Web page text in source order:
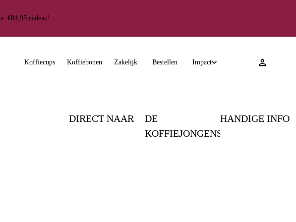
beoordeling van 4.8 ★★★★★
€84,95 cadeau!
Koffiecups Koffiebonen Zakelijk Bestellen Impact
DIRECT NAAR
DE
KOFFIEJONGENS
HANDIGE INFO